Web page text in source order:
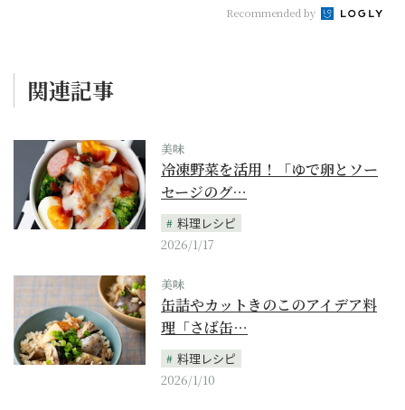
Recommended by
関連記事
美味
冷凍野菜を活用！「ゆで卵とソー
セージのグ…
料理レシピ
2026/1/17
美味
缶詰やカットきのこのアイデア料
理「さば缶…
料理レシピ
2026/1/10